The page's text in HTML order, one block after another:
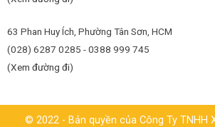
63 Phan Huy Ích, Phường Tân Sơn, HCM
(028) 6287 0285 - 0388 999 745
(Xem đường đi)
© 2022 - Bản quyền của Công Ty TNHH